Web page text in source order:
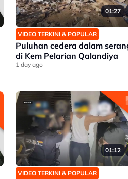
01:27
VIDEO TERKINI & POPULAR
Puluhan cedera dalam
di Kem Pelarian Qalandiya
1 day ago
01:12
VIDEO TERKINI & POPULAR